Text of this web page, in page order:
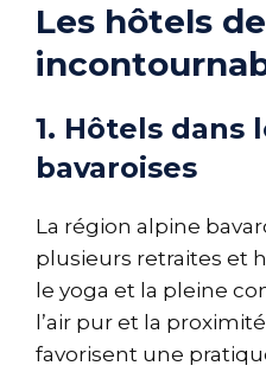
Les hôtels
1. Hôtels dans
bavaroises
La région alpine
plusieurs retraites et
le yoga et la pleine
l’air pur et la
favorisent une